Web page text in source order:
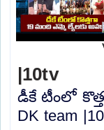
|10tv
డీకే టీంలో
DK team